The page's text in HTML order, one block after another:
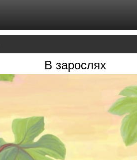
В зарослях